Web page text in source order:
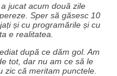
jucat acum două zile
Sper să găsesc 10
și cu programările și cu
e realitatea.
după ce dăm gol. Am
tot, dar nu am ce să le
că meritam punctele.